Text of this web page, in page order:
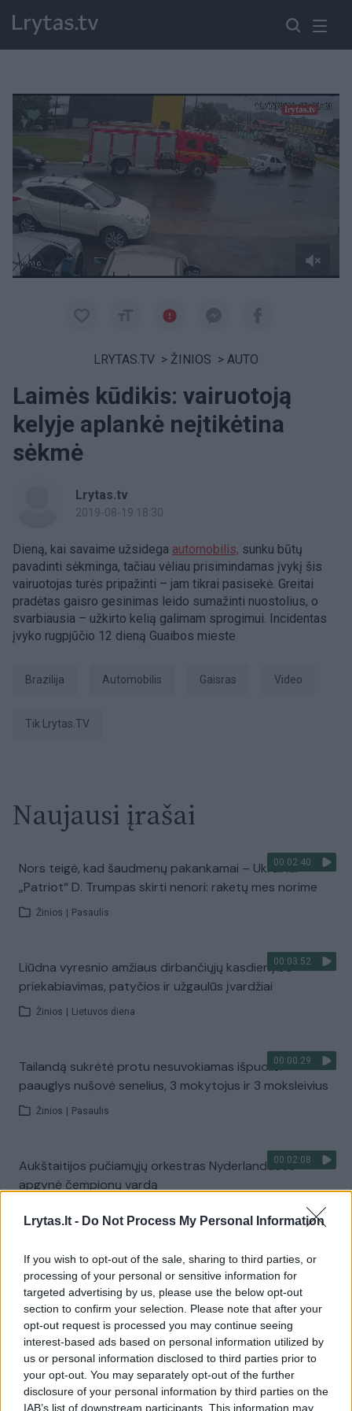
Lrytas.lt - Do Not Process My Personal Information
If you wish to opt-out of the sale, sharing to third parties, or
processing of your personal or sensitive information for
targeted advertising by us, please use the below opt-out
section to confirm your selection. Please note that after your
opt-out request is processed you may continue seeing
interest-based ads based on personal information utilized by
us or personal information disclosed to third parties prior to
your opt-out. You may separately opt-out of the further
disclosure of your personal information by third parties on the
IAB’s list of downstream participants. This information may
Paremkite Ukrainą
LRYTAS.TV > ŽINIOS > AUTO
Laimės kūdikis: vairuotoją
kelyje aplankė neįtikėtina
sėkmė
Lrytas.tv
2019-08-19 18:30
Dieną, kai savaime užsidega automobilis, sunku būtų
pavadinti sėkminga, tačiau vėliau prisimindamas įvykį šis
vairuotojas turės pripažinti – jam tikrai pasisekė. Greitai
pradėtas gaisro gesinimas leido sumažinti nuostolius, o
svarbiausia – užkirto kelią galimam sprogimui. Incidentas
įvyko rugpjūčio 12 dieną Guaibos mieste
Brazilija Automobilis Gaisras Video
tik Lrytas.TV
Naujausi įrašai
00:02:40
Nors teigė, kad šaudmenų pakankamai – Ukrainai
„Patriot“ D. Trumpas skirti nenori: raketų mes norime
Žinios Pasaulis
00:03:52
Liūdna vyresnio amžiaus dirbančiųjų kasdienybė –
priekabiavimas, patyčios ir užgaulūs įvardžiai
Žinios Lietuvos diena
00:00:29
Tailandą sukrėtė protu nesuvokiamas išpuolis:
paauglys nušovė senelius, 3 mokytojus ir 3 moksleivius
Žinios Pasaulis
00:02:08
Aukštaitijos pučiamųjų orkestras Nyderlanduose
apgynė čempionų vardą
Visi įrašai
Žiūrimiausi įrašai
00:00:30
Vaizdai iš tragiškos avarijos Vilniaus r.: dviejų moterų ir